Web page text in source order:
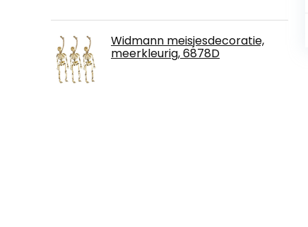
Widmann meisjesdecoratie,
meerkleurig, 6878D